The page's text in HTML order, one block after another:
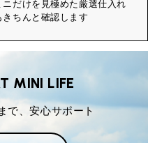
だけを見極めた厳選仕入れ
ちんと確認します
MINI LIFE
で、安心サポート